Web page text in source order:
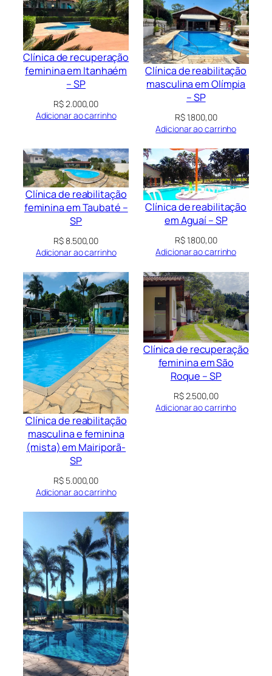
Clínica de recuperação
feminina em Itanhaém
– SP
R$2.000,00
Adicionar ao carrinho
Clínica de reabilitação
masculina em Olímpia
– SP
R$1.800,00
Adicionar ao carrinho
Clínica de reabilitação
feminina em Taubaté –
SP
R$8.500,00
Adicionar ao carrinho
Clínica de reabilitação
em Aguaí – SP
R$1.800,00
Adicionar ao carrinho
Clínica de reabilitação
masculina e feminina
(mista) em Mairiporã-
SP
R$ 5.000,00
Adicionar ao carrinho
Clínica de recuperação
feminina em São
Roque – SP
R$2.500,00
Adicionar ao carrinho